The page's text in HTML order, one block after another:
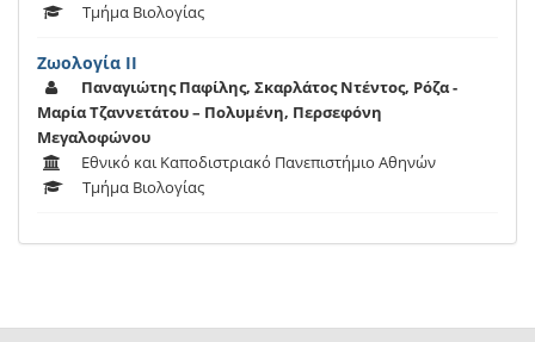
Τμήμα Βιολογίας
Ζωολογία ΙΙ
Παναγιώτης Παφίλης, Σκαρλάτος Ντέντος, Ρόζα -
Μαρία Τζαννετάτου – Πολυμένη, Περσεφόνη
Μεγαλοφώνου
Εθνικό και Καποδιστριακό Πανεπιστήμιο Αθηνών
Τμήμα Βιολογίας